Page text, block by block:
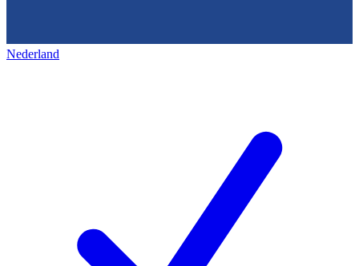
Nederland